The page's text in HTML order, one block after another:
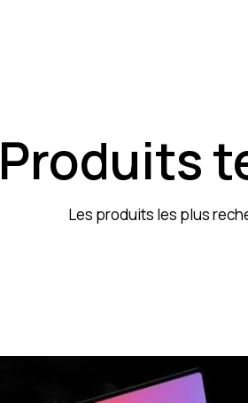
Produits
Les produits les plus